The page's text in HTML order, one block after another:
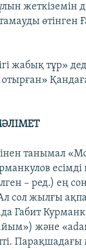
жеткіземін
өтінген
жабық тұр»
отырған»
танымал
– ред.) ең
сол жылғы
Габит
және
Парақшадағы